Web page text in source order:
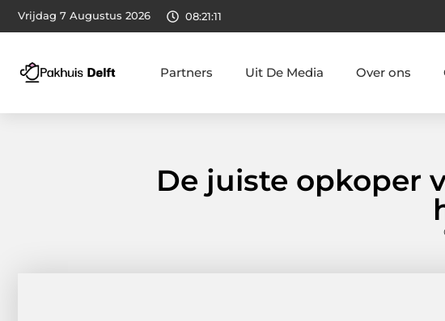
Vrijdag 7 Augustus 2026 08:21:12
Partners Uit De Media Over ons
De juiste opkoper